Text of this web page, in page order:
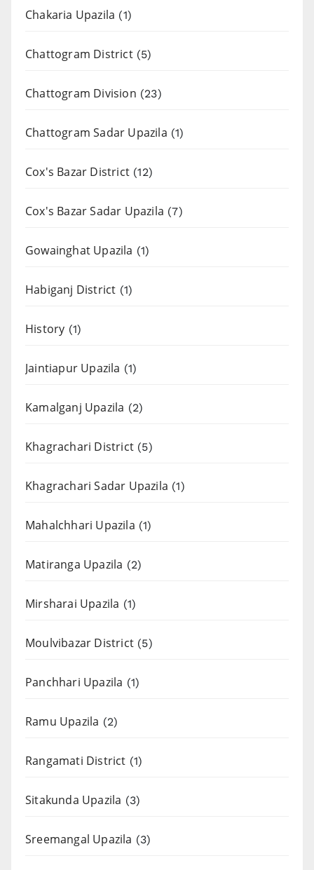
Chakaria Upazila (1)
Chattogram District(5)
Chattogram Division (23)
Chattogram Sadar Upazila (1)
Cox's Bazar District (12)
Cox's Bazar Sadar Upazila (7)
Gowainghat Upazila (1)
Habiganj District (1)
History (1)
Jaintiapur Upazila (1)
Kamalganj Upazila (2)
Khagrachari District (5)
Khagrachari Sadar Upazila (1)
Mahalchhari Upazila (1)
Matiranga Upazila (2)
Mirsharai Upazila (1)
Moulvibazar District (5)
Panchhari Upazila (1)
Ramu Upazila (2)
Rangamati District (1)
Sitakunda Upazila (3)
Sreemangal Upazila (3)